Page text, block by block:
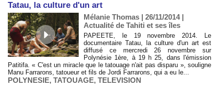
Tatau, la culture d'un art
Mélanie Thomas | 26/11/2014|
Actualité de Tahiti et ses îles
PAPEETE, le 19 novembre 2014. Le
documentaire Tatau, la culture d'un art est
diffusé ce mercredi 26 novembre sur
Polynésie 1ère, à 19 h 25, dans l'émission
Patitifa. « C'est un miracle que le tatouage n'ait pas disparu », souligne
Manu Farrarons, tatoueur et fils de Jordi Farrarons, qui a eu le...
POLYNESIE, TATOUAGE, TELEVISION